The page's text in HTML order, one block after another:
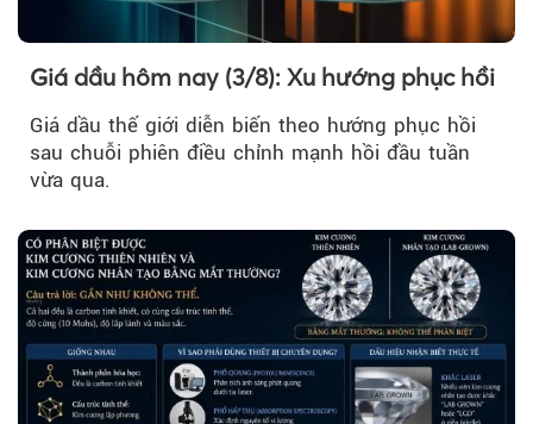
Giá dầu hôm nay (3/8): Xu hướng phục hồi
Giá dầu thế giới diễn biến theo hướng phục hồi
sau chuỗi phiên điều chỉnh mạnh hồi đầu tuần
vừa qua.